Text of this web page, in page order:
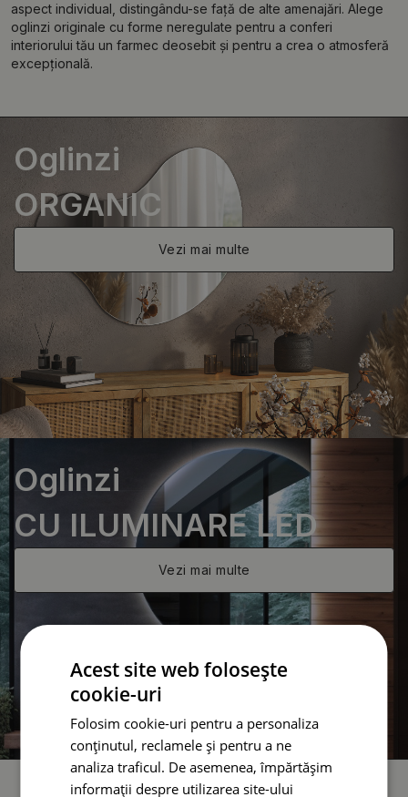
aspect individual, distingându-se față de alte amenajări. Alege
oglinzi originale cu forme neregulate pentru a conferi
interiorului tău un farmec deosebit și pentru a crea o atmosferă
excepțională.
Oglinzi
ORGANIC
Vezi mai multe
Oglinzi
CU ILUMINARE LED
Vezi mai multe
Acest site web folosește
cookie-uri
Folosim cookie-uri pentru a personaliza
conținutul, reclamele și pentru a ne
analiza traficul. De asemenea, împărtășim
informații despre utilizarea site-ului